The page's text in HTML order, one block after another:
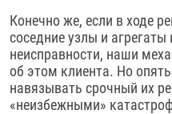
Конечно же, если в ходе
соседние узлы и
неисправности, наши
об этом клиента. Но
навязывать срочный их
«неизбежными»